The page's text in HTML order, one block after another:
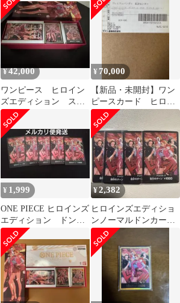
シャルセット
未開封
¥42,000
ワンピース ヒロイン
ズエディション スペ
シャルセット 開封済
み
¥ 70,000
【新品・未開封】ワン
ピースカード ヒロイ
ンズエディションスペ
シャルセット
¥ 1,999
ONE PIECE ヒロインズ
エディション ドンカ
ード 5枚セット
¥2,382
ヒロインズエディショ
ンノーマルドンカード4
枚